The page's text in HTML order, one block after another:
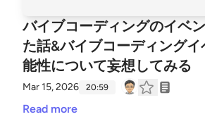
バイブコーディングのイベ
た話&バイブコーディング
能性について妄想してみる
Mar 15, 2026 20:59
Read more